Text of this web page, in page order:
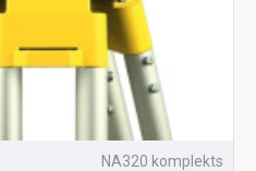
NA320 komplekts